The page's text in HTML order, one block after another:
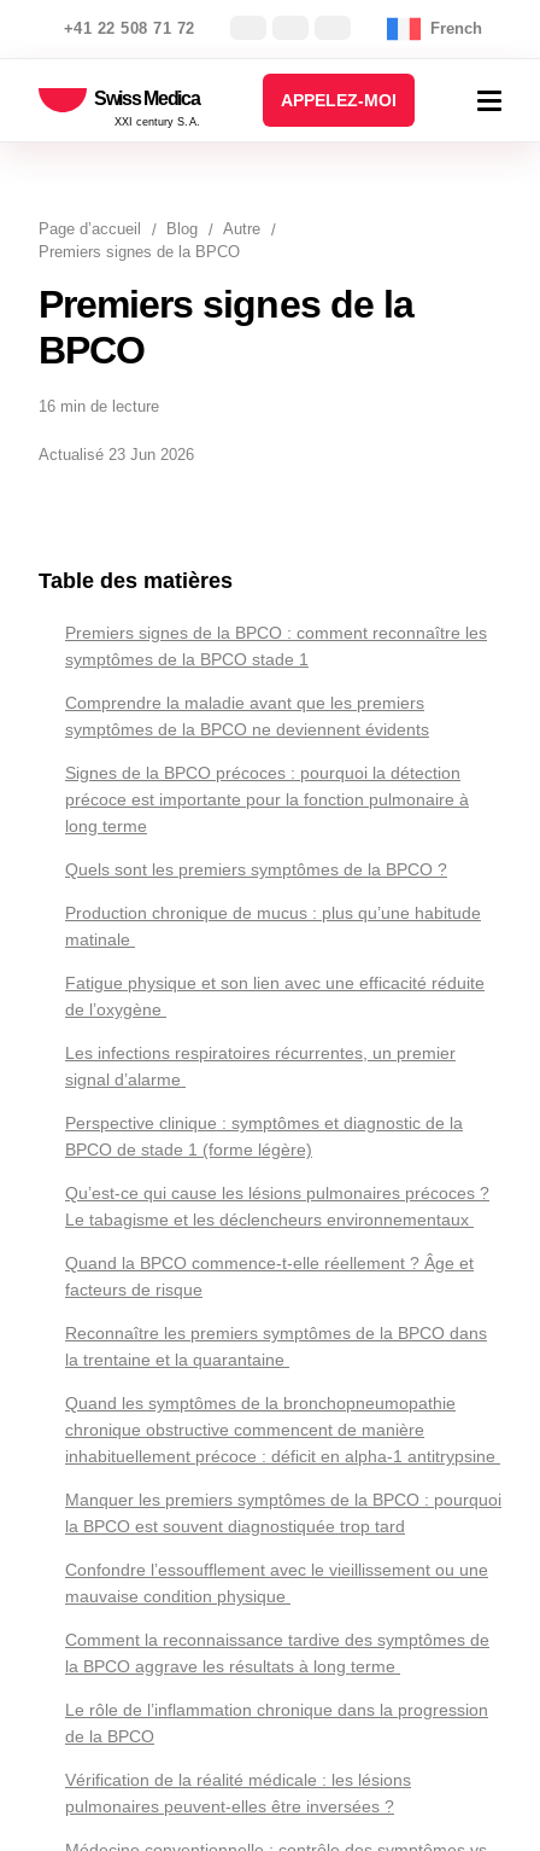
+41 22 508 71 72 French
Swiss Medica
XXI century S.A.
APPELEZ-MOI
Page d’accueil Blog
Autre
Premiers signes de la BPCO
Premiers signes de la
BPCO
16 min de lecture
Actualisé 23 Jun 2026
Table des matières
Premiers signes de la BPCO : comment reconnaître les
symptômes de la BPCO stade 1
Comprendre la maladie avant que les premiers
symptômes de la BPCO ne deviennent évidents
Signes de la BPCO précoces : pourquoi la détection
précoce est importante pour la fonction pulmonaire à
long terme
Quels sont les premiers symptômes de la BPCO ?
Production chronique de mucus : plus qu’une habitude
matinale
Fatigue physique et son lien avec une efficacité réduite
de l’oxygène
Les infections respiratoires récurrentes, un premier
signal d’alarme
Perspective clinique : symptômes et diagnostic de la
BPCO de stade 1 (forme légère)
Qu’est-ce qui cause les lésions pulmonaires précoces ?
Le tabagisme et les déclencheurs environnementaux
Quand la BPCO commence-t-elle réellement ? Âge et
facteurs de risque
Reconnaître les premiers symptômes de la BPCO dans
la trentaine et la quarantaine
Quand les symptômes de la bronchopneumopathie
chronique obstructive commencent de manière
inhabituellement précoce : déficit en alpha-1 antitrypsine
Manquer les premiers symptômes de la BPCO : pourquoi
la BPCO est souvent diagnostiquée trop tard
Confondre l’essoufflement avec le vieillissement ou une
mauvaise condition physique
Comment la reconnaissance tardive des symptômes de
la BPCO aggrave les résultats à long terme
Le rôle de l’inflammation chronique dans la progression
de la BPCO
Vérification de la réalité médicale : les lésions
pulmonaires peuvent-elles être inversées ?